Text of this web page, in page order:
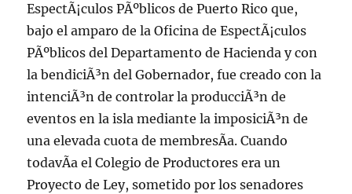
EspectÃ¡culos PÃºblicos de Puerto Rico que,
bajo el amparo de la Oficina de EspectÃ¡culos
PÃºblicos del Departamento de Hacienda y con
la bendiciÃ³n del Gobernador, fue creado con la
intenciÃ³n de controlar la producciÃ³n de
eventos en la isla mediante la imposiciÃ³n de
una elevada cuota de membresÃ­a. Cuando
todavÃ­a el Colegio de Productores era un
Proyecto de Ley, sometido por los senadores